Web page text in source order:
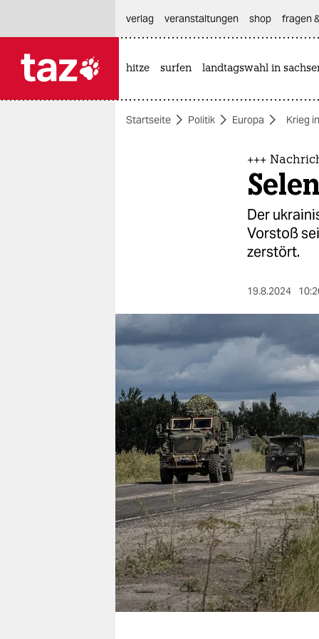
themen
berlin
wahrheit
verlag
verlag
veranstaltungen
shop
fragen & hilfe
unterstützen
abo
genossenschaft
verlag
veranstaltungen shop fragen
hitze surfen landtagswahl in
Startseite Politik Europa Krieg
+++
Der
Vorstoß
zerstört.
19.8.2024